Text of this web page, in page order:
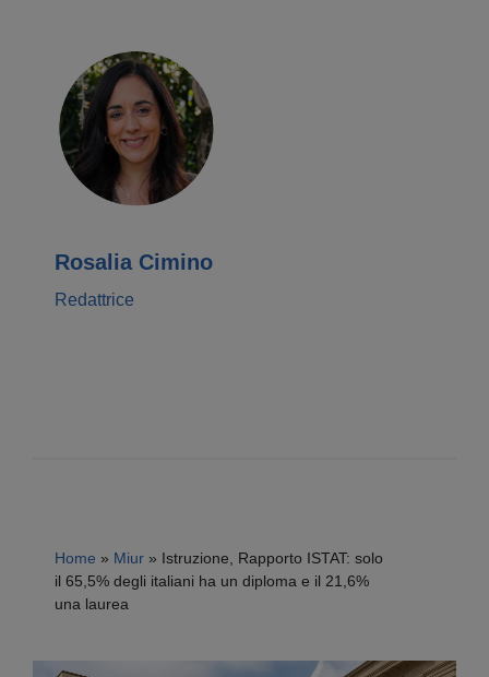
Rosalia Cimino
Redattrice
Home » Miur » Istruzione, Rapporto ISTAT: solo
il 65,5% degli italiani ha un diploma e il 21,6%
una laurea